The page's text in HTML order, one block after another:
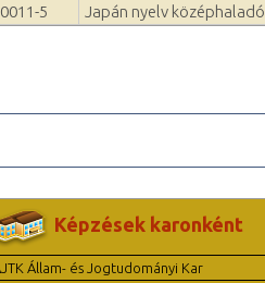
5
Japán nyelv
Képzések karonként
Állam- és Jogtudományi Kar